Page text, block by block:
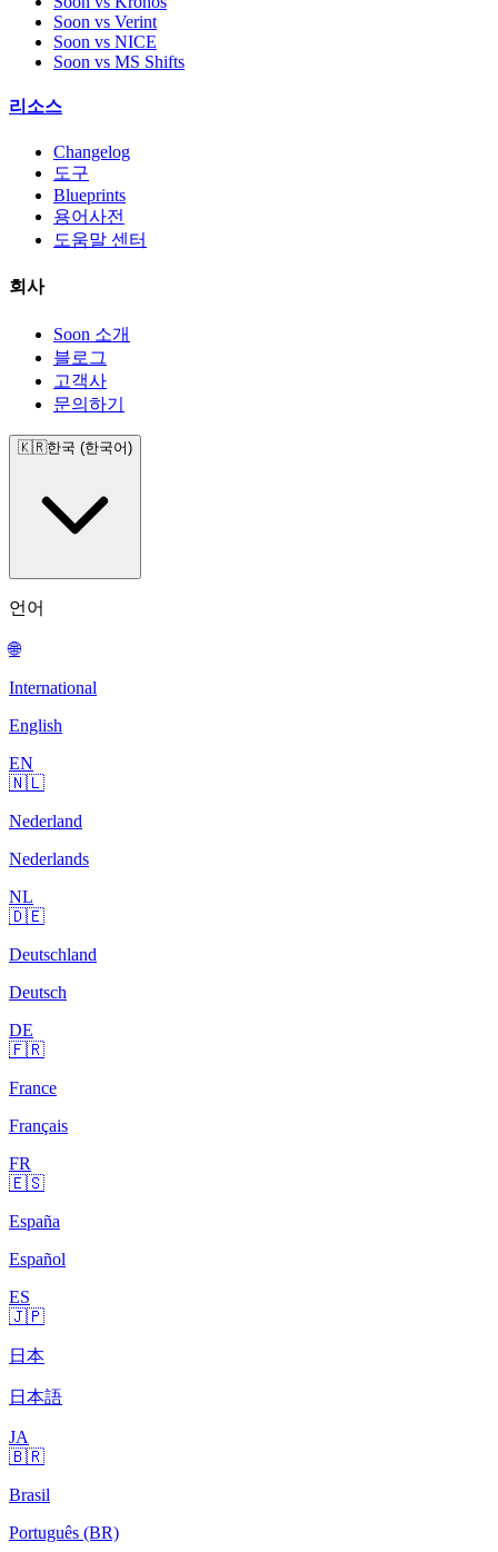
Soon vs Verint
Soon vs NICE
Soon vs MS Shifts
리소스
Changelog
도구
Blueprints
용어사전
도움말 센터
회사
Soon 소개
블로그
고객사
문의하기
🇰🇷한국 (한국어)
언어
🌐
International
English
EN
🇳🇱
Nederland
Nederlands
NL
🇩🇪
Deutschland
Deutsch
DE
🇫🇷
France
Français
FR
🇪🇸
España
Español
ES
🇯🇵
日本
日本語
JA
🇧🇷
Brasil
Português (BR)